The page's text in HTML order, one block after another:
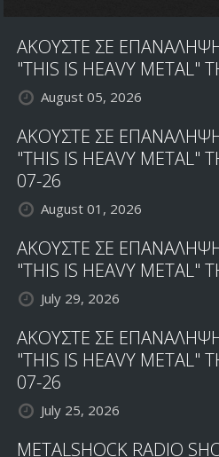
ΑΚΟΥΣΤΕ ΣΕ
"THIS IS HEAVY METAL"
August 05, 2026
ΑΚΟΥΣΤΕ ΣΕ
"THIS IS HEAVY
07-26
August 01, 2026
ΑΚΟΥΣΤΕ ΣΕ
"THIS IS HEAVY METAL"
July 29, 2026
ΑΚΟΥΣΤΕ ΣΕ
"THIS IS HEAVY
07-26
July 25, 2026
METALSHOCK RADIO